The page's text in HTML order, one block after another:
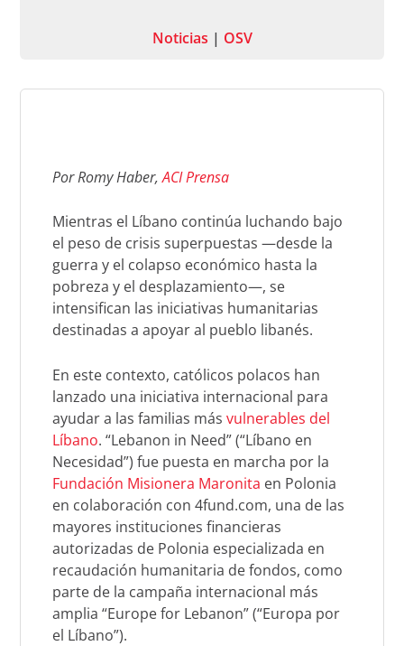
Noticias | OSV
Por Romy Haber,ACI Prensa
Mientras el Líbano continúa luchando bajo
el peso de crisis superpuestas —desde la
guerra y el colapso económico hasta la
pobreza y el desplazamiento—, se
intensifican las iniciativas humanitarias
destinadas a apoyar al pueblo libanés.
En este contexto, católicos polacos han
lanzado una iniciativa internacional para
ayudar a las familias más vulnerables del
Líbano. “Lebanon in Need” (“Líbano en
Necesidad”) fue puesta en marcha por la
Fundación Misionera Maronita en Polonia
en colaboración con 4fund.com, una de las
mayores instituciones financieras
autorizadas de Polonia especializada en
recaudación humanitaria de fondos, como
parte de la campaña internacional más
amplia “Europe for Lebanon” (“Europa por
el Líbano”).